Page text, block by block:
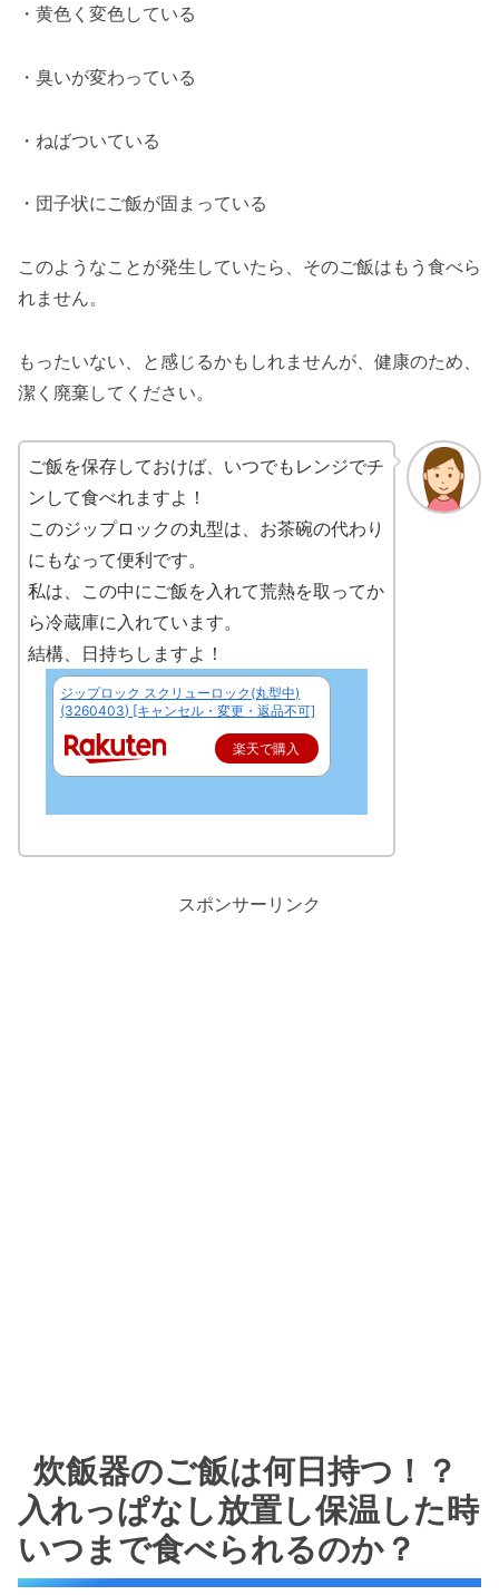
・黄色く変色している
・臭いが変わっている
・ねばついている
・団子状にご飯が固まっている
このようなことが発生していたら、そのご飯はもう食べら
れません。
もったいない、と感じるかもしれませんが、健康のため、
潔く廃棄してください。
ご飯を保存しておけば、いつでもレンジでチ
ンして食べれますよ！
このジップロックの丸型は、お茶碗の代わり
にもなって便利です。
私は、この中にご飯を入れて荒熱を取ってか
ら冷蔵庫に入れています。
結構、日持ちしますよ！
ジップロック スクリューロック(丸型中)
(3260403) [キャンセル・変更・返品不可]
楽天で購入
スポンサーリンク
炊飯器のご飯は何日持つ！？
入れっぱなし放置し保温した時
いつまで食べられるのか？